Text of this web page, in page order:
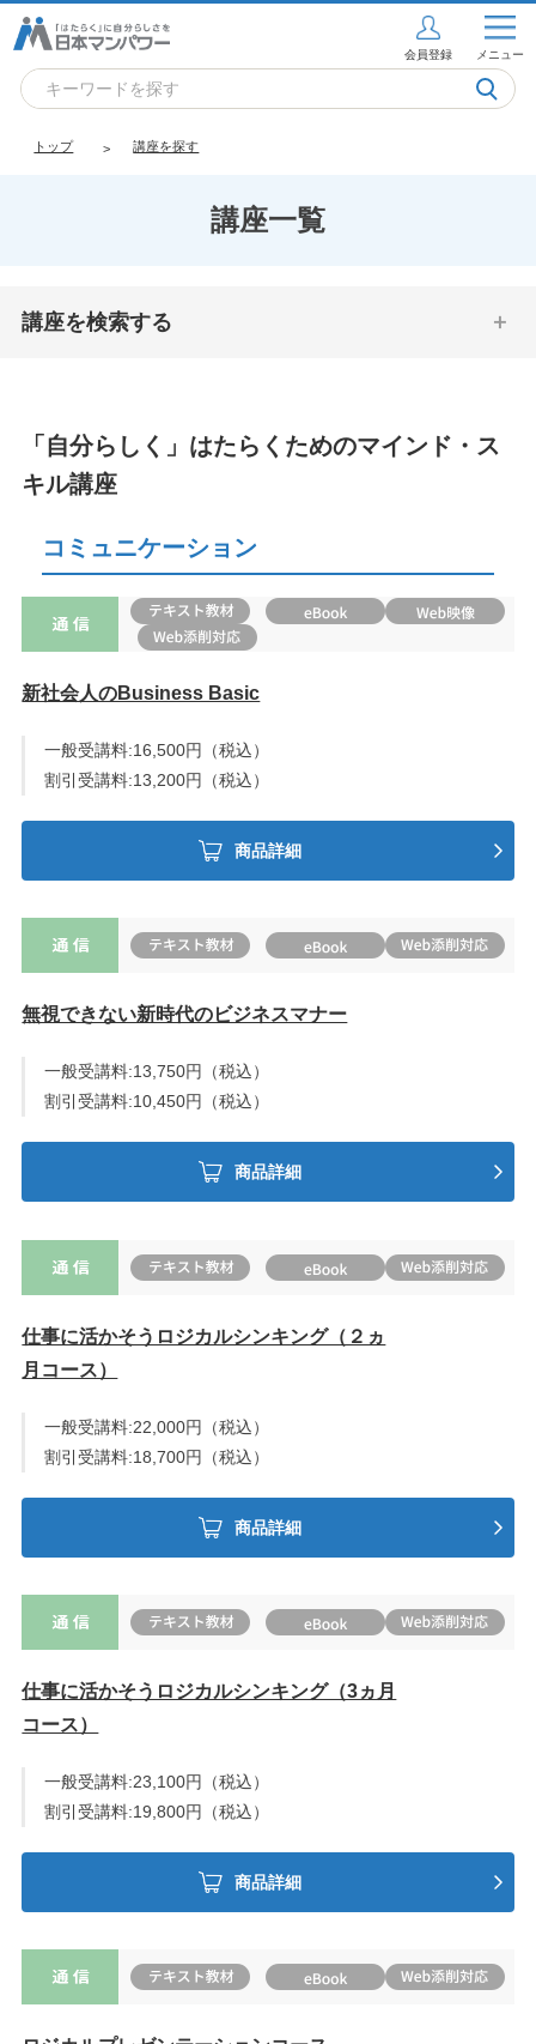
会員登録 メニュー
トップ 講座を探す
講座一覧
講座を検索する
「自分らしく」はたらくためのマインド・ス
キル講座
コミュニケーション
新社会人のBusiness Basic
一般受講料:16,500円（税込）
割引受講料:13,200円（税込）
商品詳細
無視できない新時代のビジネスマナー
一般受講料:13,750円（税込）
割引受講料:10,450円（税込）
商品詳細
仕事に活かそうロジカルシンキング（２ヵ
月コース）
一般受講料:22,000円（税込）
割引受講料:18,700円（税込）
商品詳細
仕事に活かそうロジカルシンキング（3ヵ月
コース）
一般受講料:23,100円（税込）
割引受講料:19,800円（税込）
商品詳細